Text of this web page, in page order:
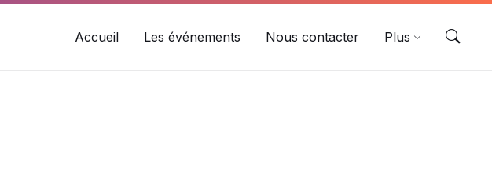
Accueil Les événements Nous contacter Plus